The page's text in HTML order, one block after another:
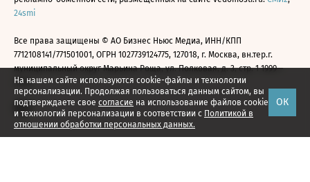
На нашем сайте используются cookie-файлы и технологии
персонализации. Продолжая пользоваться данным сайтом, вы
подтверждаете свое согласие на использование файлов cookie
и технологий персонализации в соответствии с Политикой в
отношении обработки персональных данных.
ОК
24smi
Все права защищены © АО Бизнес Ньюс Медиа, ИНН/КПП
7712108141/771501001, ОГРН 1027739124775, 127018, г. Москва, вн.тер.г.
муниципальный округ Марьина Роща, ул. Полковая, д. 3, стр. 1 1999—
2026